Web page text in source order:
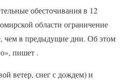
обесточивания в 12
области ограничение
чем в предыдущие дни. Об этом
пишет .
ветер, снег с дождем) и